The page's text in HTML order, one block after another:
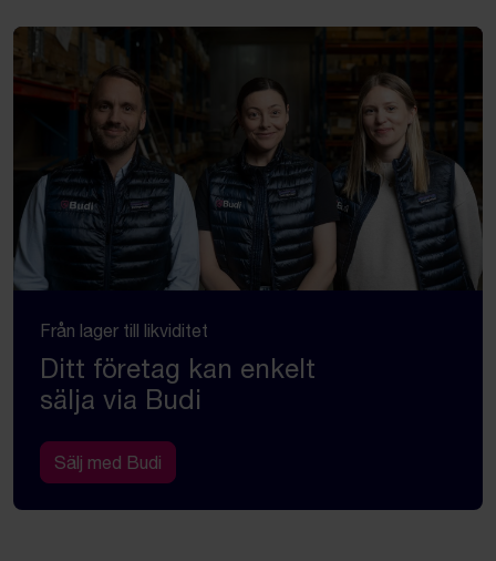
Från lager till likviditet
Ditt företag kan enkelt
sälja via Budi
Sälj med Budi